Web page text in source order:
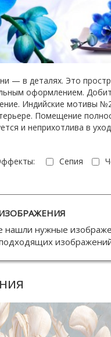
— в деталях. Это
оформлением.
Индийские мотивы
Помещение
и неприхотлива в
Сепия
нашли нужные